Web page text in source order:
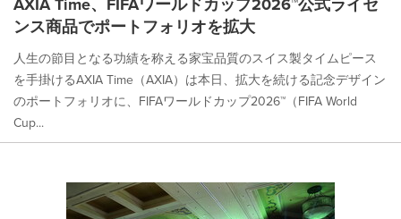
ンス商品でポートフォリオを拡大
人生の節目となる功績を称える家宝品質のスイス製タイムピース
を手掛けるAXIA Time（AXIA）は本日、拡大を続ける記念デザイン
のポートフォリオに、FIFAワールドカップ2026™（FIFA World
Cup...